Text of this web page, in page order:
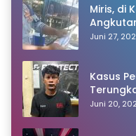
Miris, di
Juni 27,
Kasus
Polisi
Juni 20,